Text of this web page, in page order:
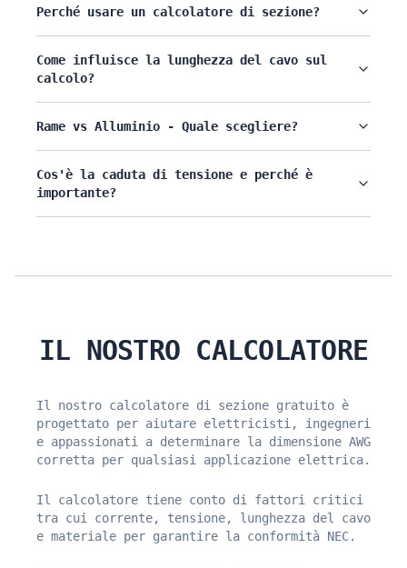
Perché usare un calcolatore di sezione?
Come influisce la lunghezza del cavo sul
calcolo?
Rame vs Alluminio - Quale scegliere?
Cos'è la caduta di tensione e perché è
importante?
IL NOSTRO CALCOLATORE
Il nostro calcolatore di sezione gratuito è
progettato per aiutare elettricisti, ingegneri
e appassionati a determinare la dimensione AWG
corretta per qualsiasi applicazione elettrica.
Il calcolatore tiene conto di fattori critici
tra cui corrente, tensione, lunghezza del cavo
e materiale per garantire la conformità NEC.